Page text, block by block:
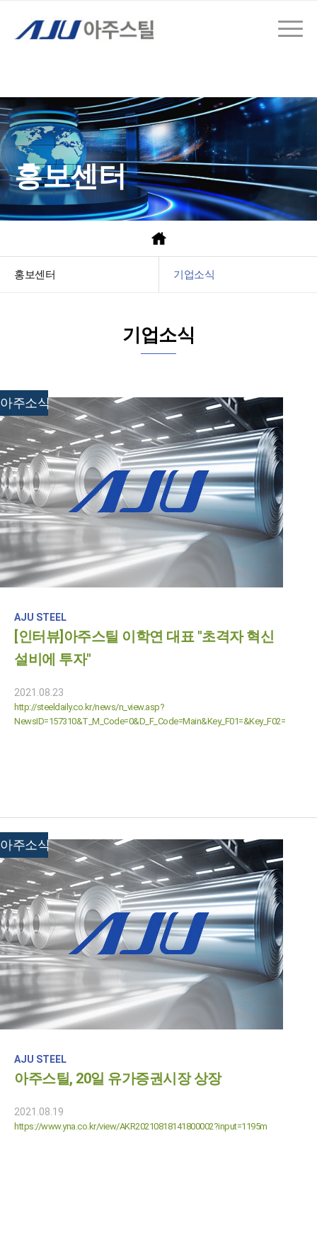
홍보센터
홍보센터 기업소식
기업소식
AJU STEEL
[인터뷰]아주스틸 이학연 대표 "초격자 혁신
설비에 투자"
2021.08.23
http://steeldaily.co.kr/news/n_view.asp?
NewsID=157310&T_M_Code=0&D_F_Code=Main&Key_F01=&Key_F02=
아주소식
AJU STEEL
아주스틸, 20일 유가증권시장 상장
2021.08.19
https://www.yna.co.kr/view/AKR20210818141800002?input=1195m
아주소식